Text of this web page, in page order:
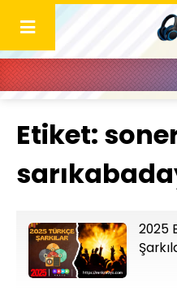
content
Etiket:
2025